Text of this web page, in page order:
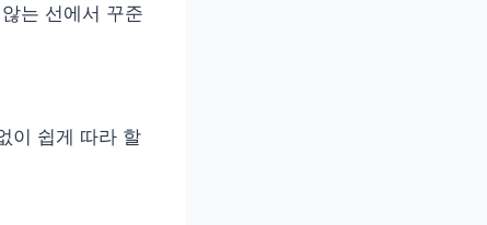
는 선에서 꾸준
이 쉽게 따라 할